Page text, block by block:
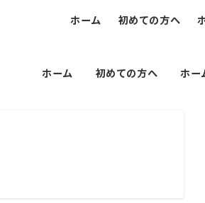
ホーム 初めての方へ ホー
ホーム 初めての方へ